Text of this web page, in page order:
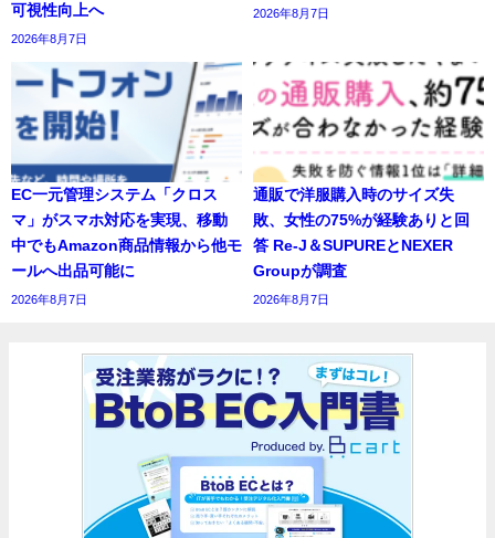
可視性向上へ
2026年8月7日
2026年8月7日
EC一元管理システム「クロス
マ」がスマホ対応を実現、移動
中でもAmazon商品情報から他モ
ールへ出品可能に
2026年8月7日
通販で洋服購入時のサイズ失
敗、女性の75%が経験ありと回
答 Re-J＆SUPUREとNEXER
Groupが調査
2026年8月7日